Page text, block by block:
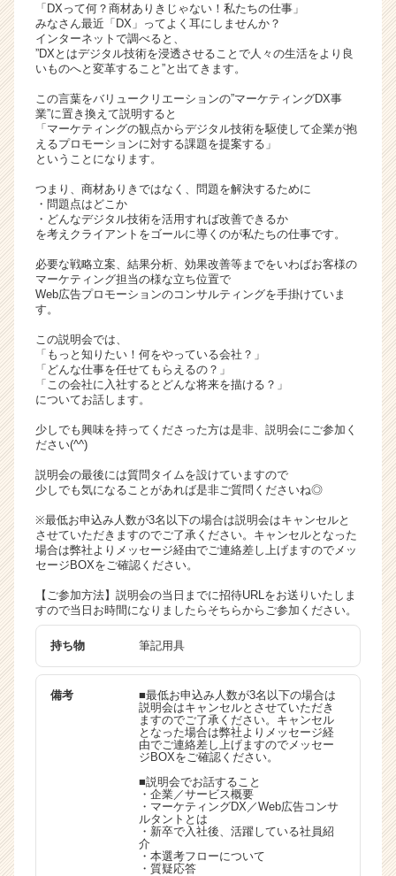
ト
が
届
く
活
サ
イ
ト
ア
キ
ャ
ア
（C
r
C
e
r）
「DXって何？商材ありきじゃない！私たちの仕事」
みなさん最近「DX」ってよく耳にしませんか？
インターネットで調べると、
”DXとはデジタル技術を浸透させることで人々の生活をより良
いものへと変革すること”と出てきます。
この言葉をバリュークリエーションの”マーケティングDX事
業”に置き換えて説明すると
「マーケティングの観点からデジタル技術を駆使して企業が抱
えるプロモーションに対する課題を提案する」
ということになります。
つまり、商材ありきではなく、問題を解決するために
・問題点はどこか
・どんなデジタル技術を活用すれば改善できるか
を考えクライアントをゴールに導くのが私たちの仕事です。
必要な戦略立案、結果分析、効果改善等までをいわばお客様の
マーケティング担当の様な立ち位置で
Web広告プロモーションのコンサルティングを手掛けていま
す。
この説明会では、
「もっと知りたい！何をやっている会社？」
「どんな仕事を任せてもらえるの？」
「この会社に入社するとどんな将来を描ける？」
についてお話します。
少しでも興味を持ってくださった方は是非、説明会にご参加く
ださい(^^)
説明会の最後には質問タイムを設けていますので
少しでも気になることがあれば是非ご質問くださいね◎
※最低お申込み人数が3名以下の場合は説明会はキャンセルと
させていただきますのでご了承ください。キャンセルとなった
場合は弊社よりメッセージ経由でご連絡差し上げますのでメッ
セージBOXをご確認ください。
【ご参加方法】説明会の当日までに招待URLをお送りいたしま
すので当日お時間になりましたらそちらからご参加ください。
持ち物 筆記用具
備考
■最低お申込み人数が3名以下の場合は
説明会はキャンセルとさせていただき
ますのでご了承ください。キャンセル
となった場合は弊社よりメッセージ経
由でご連絡差し上げますのでメッセー
ジBOXをご確認ください。
■説明会でお話すること
・企業／サービス概要
・マーケティングDX／Web広告コンサ
ルタントとは
・新卒で入社後、活躍している社員紹
介
・本選考フローについて
・質疑応答